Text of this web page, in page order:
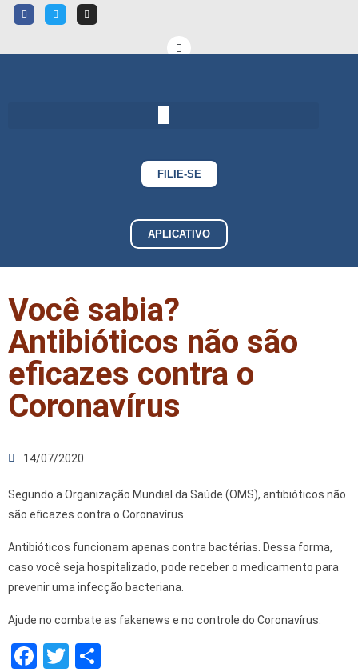
FILIE-SE
APLICATIVO
Você sabia?
Antibióticos não são
eficazes contra o
Coronavírus
14/07/2020
Segundo a Organização Mundial da Saúde (OMS), antibióticos não
são eficazes contra o Coronavírus.
Antibióticos funcionam apenas contra bactérias. Dessa forma,
caso você seja hospitalizado, pode receber o medicamento para
prevenir uma infecção bacteriana.
Ajude no combate as fakenews e no controle do Coronavírus.
F
T